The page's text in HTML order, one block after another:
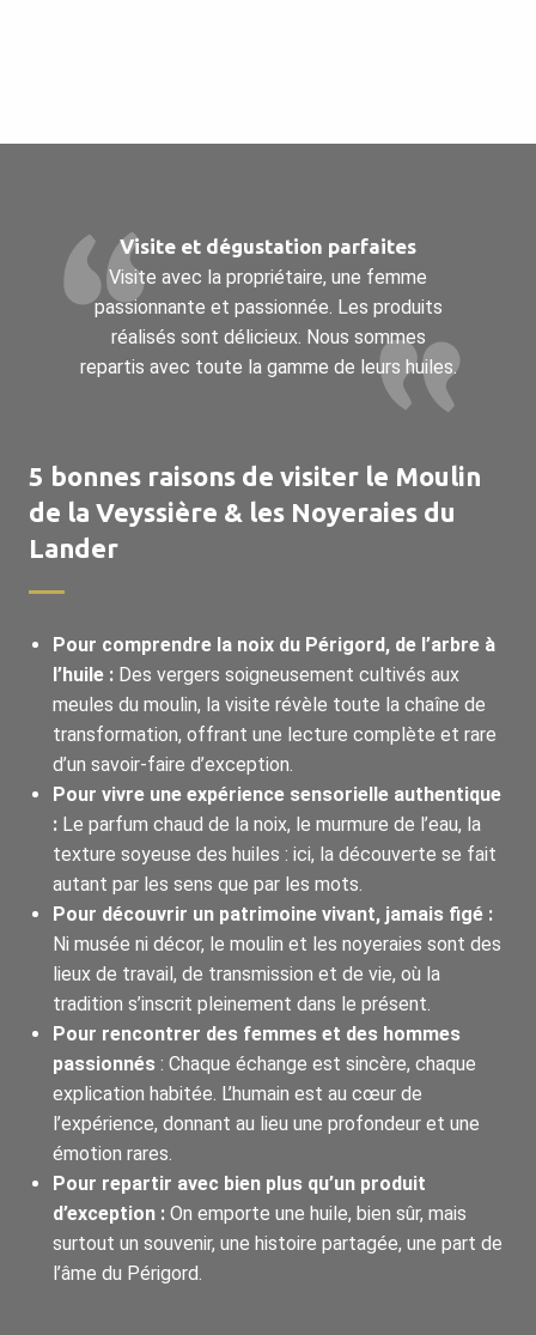
Visite et dégustation parfaites
Visite avec la propriétaire, une femme
passionnante et passionnée. Les produits
réalisés sont délicieux. Nous sommes
repartis avec toute la gamme de leurs huiles.
5 bonnes raisons de visiter le Moulin
de la Veyssière & les Noyeraies du
Lander
Pour comprendre la noix du Périgord, de l’arbre à
l’huile : Des vergers soigneusement cultivés aux
meules du moulin, la visite révèle toute la chaîne de
transformation, offrant une lecture complète et rare
d’un savoir-faire d’exception.
Pour vivre une expérience sensorielle authentique
: Le parfum chaud de la noix, le murmure de l’eau, la
texture soyeuse des huiles : ici, la découverte se fait
autant par les sens que par les mots.
Pour découvrir un patrimoine vivant, jamais figé :
Ni musée ni décor, le moulin et les noyeraies sont des
lieux de travail, de transmission et de vie, où la
tradition s’inscrit pleinement dans le présent.
Pour rencontrer des femmes et des hommes
passionnés : Chaque échange est sincère, chaque
explication habitée. L’humain est au cœur de
l’expérience, donnant au lieu une profondeur et une
émotion rares.
Pour repartir avec bien plus qu’un produit
d’exception : On emporte une huile, bien sûr, mais
surtout un souvenir, une histoire partagée, une part de
l’âme du Périgord.